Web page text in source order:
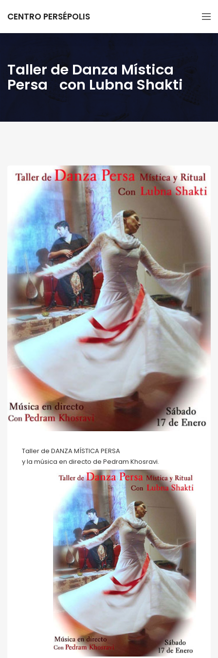
CENTRO PERSÉPOLIS
Taller de Danza Mística
Persa con Lubna Shakti
Taller de DANZA MÍSTICA PERSA
y la música en directo de Pedram Khosravi.